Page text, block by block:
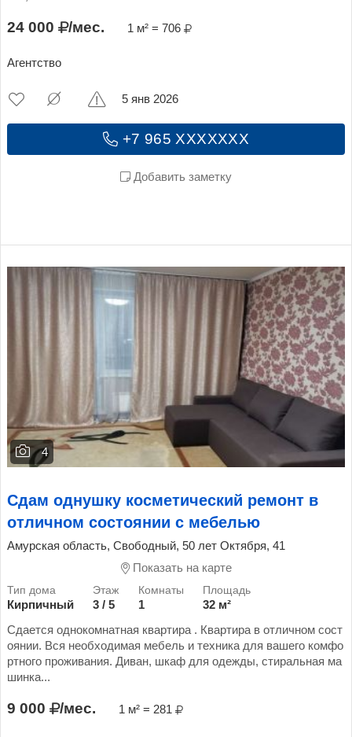
24 000 /мес. 1 м² = 706
Агентство
+7 965 XXXXXXX
Добавить заметку
5 янв 2026
4
Сдам однушку косметический ремонт в
отличном состоянии с мебелью
Амурская область, Свободный, 50 лет Октября, 41
Показать на карте
Кирпичный 3 / 5 1
32 м²
Сдается однокомнатная квартира . Квартира в отличном сост
оянии. Вся необходимая мебель и техника для вашего комфо
ртного проживания. Диван, шкаф для одежды, стиральная ма
шинка...
9 000 /мес. 1 м² = 281